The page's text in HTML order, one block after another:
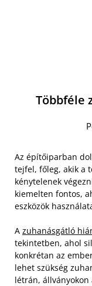
Többféle
Az építőiparban
tejfel, főleg, akik a
kénytelenek
kiemelten fontos,
eszközök
A zuhanásgátló
tekintetben, ahol
konkrétan az
lehet szükség
létrán, állványokon